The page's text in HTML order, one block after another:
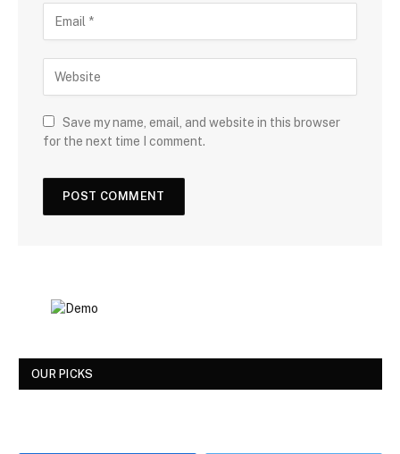
Save my name, email, and website in this browser
for the next time I comment.
OUR PICKS